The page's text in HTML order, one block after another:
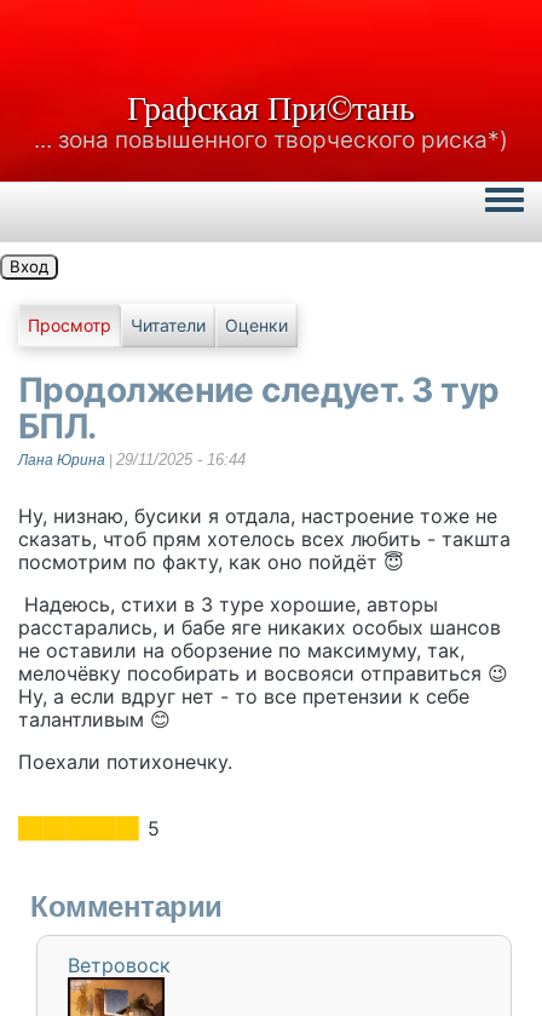
Графская При©тань
... зона повышенного творческого риска*)
Вход
Главные вкладки
Просмотр Читатели Оценки
Продолжение следует. 3 тур
БПЛ.
Лана Юрина 29/11/2025 - 16:44
Ну, низнаю, бусики я отдала, настроение тоже не
сказать, чтоб прям хотелось всех любить - такшта
посмотрим по факту, как оно пойдёт 😇
Надеюсь, стихи в 3 туре хорошие, авторы
расстарались, и бабе яге никаких особых шансов
не оставили на оборзение по максимуму, так,
мелочёвку пособирать и восвояси отправиться 😉
Ну, а если вдруг нет - то все претензии к себе
талантливым 😊
Поехали потихонечку.
5
Комментарии
Ветровоск